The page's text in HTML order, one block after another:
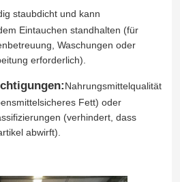
staubdicht und kann
Eintauchen standhalten (für
Waschungen oder
erforderlich).
Nahrungsmittelqualität
Fett) oder
(verhindert, dass
abwirft).